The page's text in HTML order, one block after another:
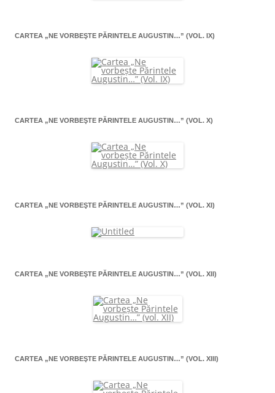
CARTEA „NE VORBEŞTE PĂRINTELE AUGUSTIN…” (VOL. IX)
CARTEA „NE VORBEŞTE PĂRINTELE AUGUSTIN…” (VOL. X)
CARTEA „NE VORBEŞTE PĂRINTELE AUGUSTIN…” (VOL. XI)
CARTEA „NE VORBEŞTE PĂRINTELE AUGUSTIN…” (VOL. XII)
CARTEA „NE VORBEŞTE PĂRINTELE AUGUSTIN…” (VOL. XIII)